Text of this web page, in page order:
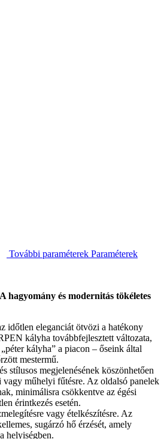
További paraméterek Paraméterek
hagyomány és modernitás tökéletes
időtlen eleganciát ötvözi a hatékony
kályha továbbfejlesztett változata,
kályha” a piacon – őseink által
mestermű.
stílusos megjelenésének köszönhetően
vagy műhelyi fűtésre. Az oldalsó panelek
minimálisra csökkentve az égési
érintkezés esetén.
vagy ételkészítésre. Az
sugárzó hő érzését, amely
helyiségben.